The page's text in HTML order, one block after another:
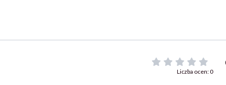
Liczba ocen: 0